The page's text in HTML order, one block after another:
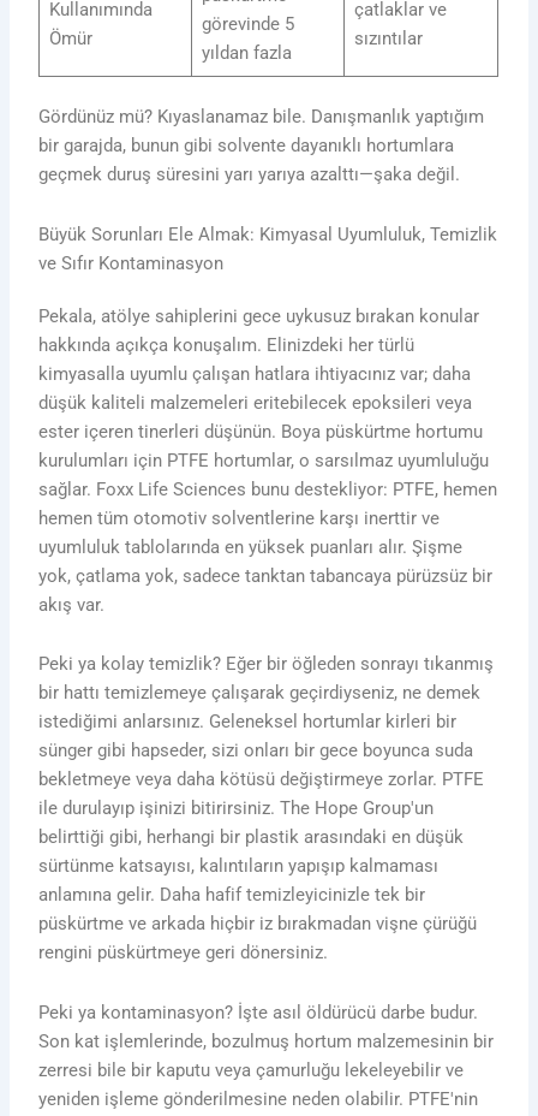
Kullanımında
Ömür
görevinde 5
yıldan fazla
çatlaklar ve
sızıntılar
Gördünüz mü? Kıyaslanamaz bile. Danışmanlık yaptığım
bir garajda, bunun gibi solvente dayanıklı hortumlara
geçmek duruş süresini yarı yarıya azalttı—şaka değil.
Büyük Sorunları Ele Almak: Kimyasal Uyumluluk, Temizlik
ve Sıfır Kontaminasyon
Pekala, atölye sahiplerini gece uykusuz bırakan konular
hakkında açıkça konuşalım. Elinizdeki her türlü
kimyasalla uyumlu çalışan hatlara ihtiyacınız var; daha
düşük kaliteli malzemeleri eritebilecek epoksileri veya
ester içeren tinerleri düşünün. Boya püskürtme hortumu
kurulumları için PTFE hortumlar, o sarsılmaz uyumluluğu
sağlar. Foxx Life Sciences bunu destekliyor: PTFE, hemen
hemen tüm otomotiv solventlerine karşı inerttir ve
uyumluluk tablolarında en yüksek puanları alır. Şişme
yok, çatlama yok, sadece tanktan tabancaya pürüzsüz bir
akış var.
Peki ya kolay temizlik? Eğer bir öğleden sonrayı tıkanmış
bir hattı temizlemeye çalışarak geçirdiyseniz, ne demek
istediğimi anlarsınız. Geleneksel hortumlar kirleri bir
sünger gibi hapseder, sizi onları bir gece boyunca suda
bekletmeye veya daha kötüsü değiştirmeye zorlar. PTFE
ile durulayıp işinizi bitirirsiniz. The Hope Group'un
belirttiği gibi, herhangi bir plastik arasındaki en düşük
sürtünme katsayısı, kalıntıların yapışıp kalmaması
anlamına gelir. Daha hafif temizleyicinizle tek bir
püskürtme ve arkada hiçbir iz bırakmadan vişne çürüğü
rengini püskürtmeye geri dönersiniz.
Peki ya kontaminasyon? İşte asıl öldürücü darbe budur.
Son kat işlemlerinde, bozulmuş hortum malzemesinin bir
zerresi bile bir kaputu veya çamurluğu lekeleyebilir ve
yeniden işleme gönderilmesine neden olabilir. PTFE'nin